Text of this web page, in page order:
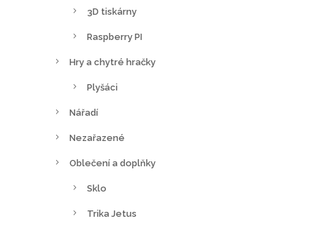
3D tiskárny
Raspberry PI
Hry a chytré hračky
Plyšáci
Nářadí
Nezařazené
Oblečení a doplňky
Sklo
Trika Jetus